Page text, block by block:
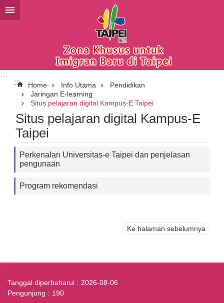
Lompat ke blok konten utama
:::
:::
Home Info Utama
Pendidikan
Jaringan E-learning
Situs pelajaran digital Kampus-E Taipei
Situs pelajaran digital Kampus-E
Taipei
Perkenalan Universitas-e Taipei dan penjelasan
pengunaan
Program rekomendasi
Ke halaman sebelumnya
:::
Tanggal diperbaharui
2026-08-06
Pengunjung
190